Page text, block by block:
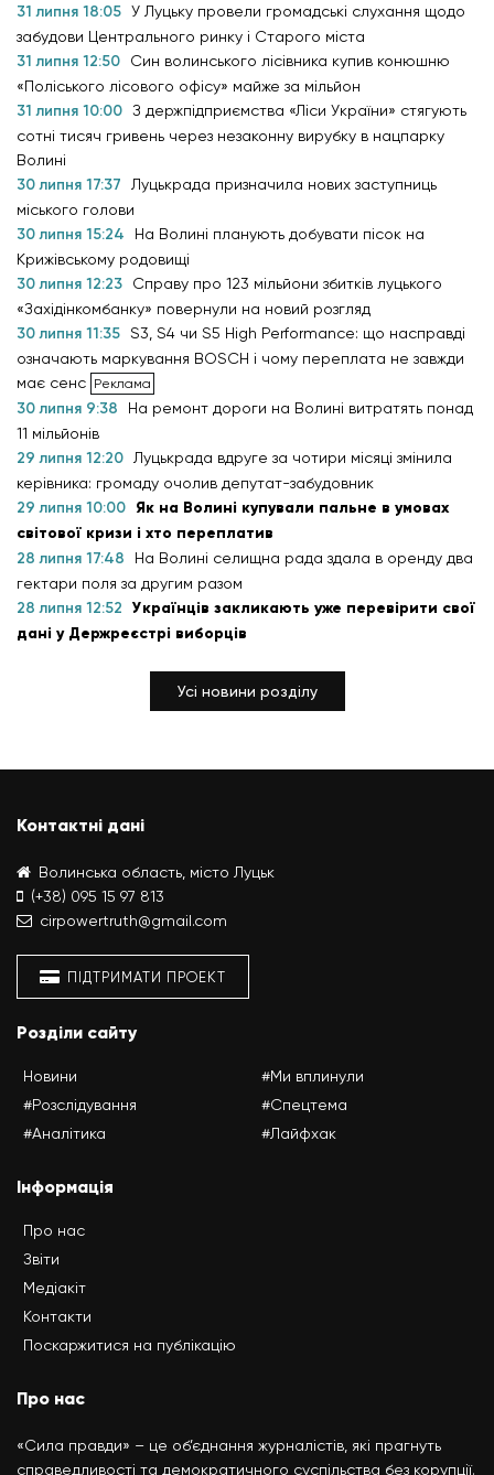
31 липня 18:05 У Луцьку провели громадські слухання щодо
забудови Центрального ринку і Старого міста
31 липня 12:50
Син волинського лісівника купив конюшню
«Поліського лісового офісу» майже за мільйон
31 липня 10:00 З держпідприємства «Ліси України» стягують
сотні тисяч гривень через незаконну вирубку в нацпарку
Волині
30 липня 17:37
Луцькрада призначила нових заступниць
міського голови
30 липня 15:24
На Волині планують добувати пісок на
Крижівському родовищі
30 липня 12:23
Справу про 123 мільйони збитків луцького
«Західінкомбанку» повернули на новий розгляд
30 липня 11:35 S3, S4 чи S5 High Performance: що насправді
означають маркування BOSCH і чому переплата не завжди
має сенс
30 липня 9:38
На ремонт дороги на Волині витратять понад
11 мільйонів
29 липня 12:20
Луцькрада вдруге за чотири місяці змінила
керівника: громаду очолив депутат-забудовник
29 липня 10:00 Як на Волині купували пальне в умовах
світової кризи і хто переплатив
28 липня 17:48
На Волині селищна рада здала в оренду два
гектари поля за другим разом
28 липня 12:52 Українців закликають уже перевірити свої
дані у Держреєстрі виборців
Усі новини розділу
Контактні дані
Волинська область, місто Луцьк
(+38) 095 15 97 813
cirpowertruth@gmail.com
ПІДТРИМАТИ ПРОЕКТ
Розділи сайту
Новини
#Розслідування
#Аналітика
#Ми вплинули
#Спецтема
#Лайфхак
Інформація
Про нас
Звіти
Медіакіт
Контакти
Поскаржитися на публікацію
Про нас
«Сила правди» – це об’єднання журналістів, які прагнуть
справедливості та демократичного суспільства без корупції.